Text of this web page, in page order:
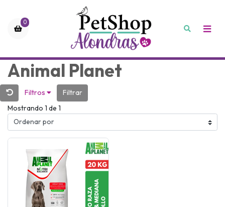
0
Animal Planet
Filtros
Filtrar
Mostrando 1 de 1